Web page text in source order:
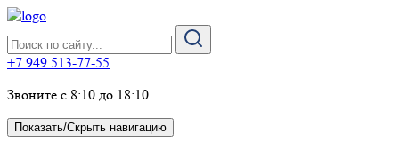
+7 949 513-77-55
Звоните с 8:10 до 18:10
Показать/Скрыть навигацию